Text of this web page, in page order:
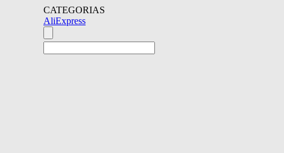
CATEGORIAS
AliExpress